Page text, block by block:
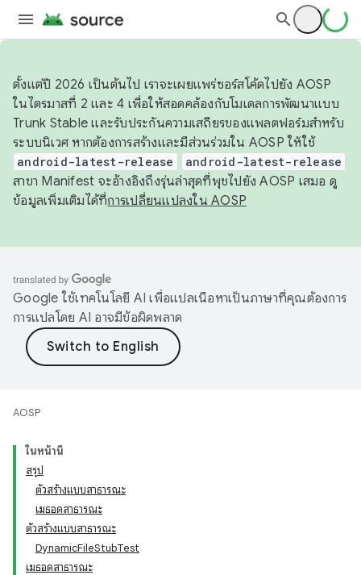
ตั้งแต่ปี 2026 เป็นต้นไป เราจะเผยแพร่ซอร์สโค้ดไปยัง AOSP
ในไตรมาสที่ 2 และ 4 เพื่อให้สอดคล้องกับโมเดลการพัฒนาแบบ
Trunk Stable และรับประกันความเสถียรของแพลตฟอร์มสำหรับ
ระบบนิเวศ หากต้องการสร้างและมีส่วนร่วมใน AOSP ให้ใช้
android-latest-release android-latest-release
สาขา Manifest จะอ้างอิงถึงรุ่นล่าสุดที่พุชไปยัง AOSP เสมอ ดู
ข้อมูลเพิ่มเติมได้ที่การเปลี่ยนแปลงใน AOSP
Google ใช้เทคโนโลยี AI เพื่อแปลเนื้อหาเป็นภาษาที่คุณต้องการ
การแปลโดย AI อาจมีข้อผิดพลาด
AOSP
ในหน้านี้
สรุป
ตัวสร้างแบบสาธารณะ
เมธอดสาธารณะ
ตัวสร้างแบบสาธารณะ
DynamicFileStubTest
เมธอดสาธารณะ